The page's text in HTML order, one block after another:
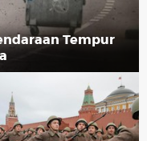
Tempur